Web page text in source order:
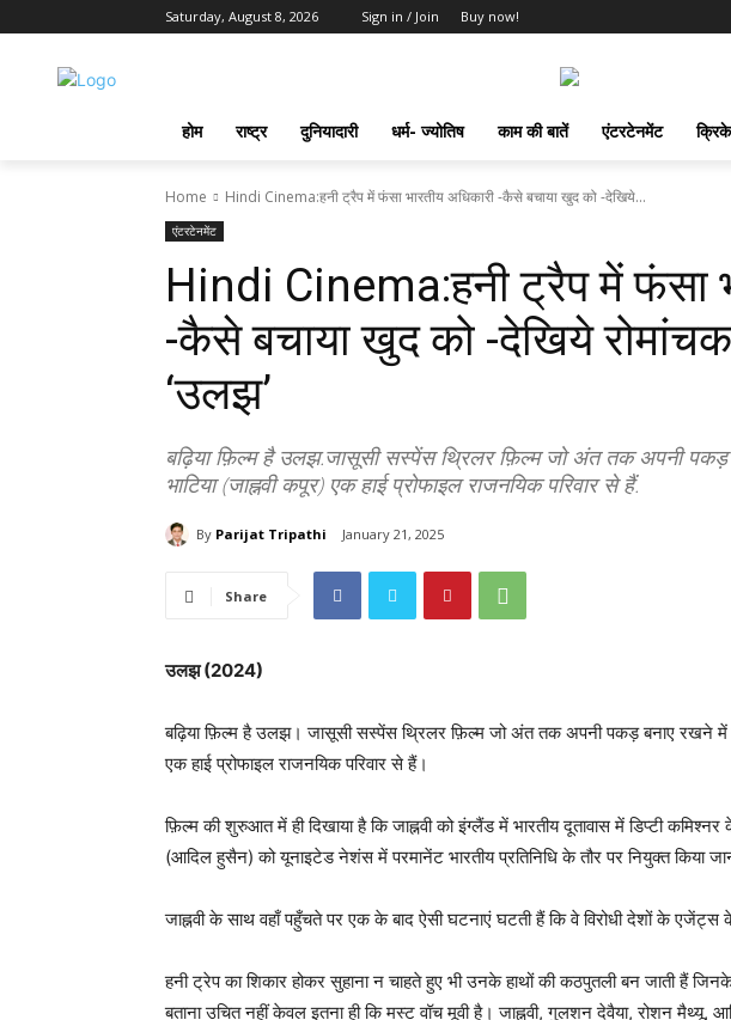
Saturday, August 8, 2026 Sign in / Join Buy now!
होम राष्ट्र दुनियादारी धर्म- ज्योतिष काम की बातें एंटरटेनमेंट
Home Hindi Cinema:हनी ट्रैप में फंसा भारतीय अधिकारी -कैसे बचाया खुद को -देखिये...
एंटरटेनमेंट
Hindi Cinema:हनी ट्रैप में फंसा
-कैसे बचाया खुद को -देखिये
‘उलझ’
बढ़िया फ़िल्म है उलझ.जासूसी सस्पेंस थ्रिलर फ़िल्म जो अंत तक अपनी पकड़
भाटिया (जाह्नवी कपूर) एक हाई प्रोफाइल राजनयिक परिवार से हैं.
By Parijat Tripathi January 21, 2025
Share
उलझ (2024)
बढ़िया फ़िल्म है उलझ। जासूसी सस्पेंस थ्रिलर फ़िल्म जो अंत तक अपनी पकड़ बनाए रखने में
एक हाई प्रोफाइल राजनयिक परिवार से हैं।
फ़िल्म की शुरुआत में ही दिखाया है कि जाह्नवी को इंग्लैंड में भारतीय दूतावास में डिप्टी
(आदिल हुसैन) को यूनाइटेड नेशंस में परमानेंट भारतीय प्रतिनिधि के तौर पर नियुक्त किया
जाह्नवी के साथ वहाँ पहुँचते पर एक के बाद ऐसी घटनाएं घटती हैं कि वे विरोधी देशों के एजेंट्स
हनी ट्रेप का शिकार होकर सुहाना न चाहते हुए भी उनके हाथों की कठपुतली बन जाती हैं
बताना उचित नहीं केवल इतना ही कि मस्ट वॉच मूवी है। जाह्नवी, गुलशन देवैया, रोशन मैथ्यू,